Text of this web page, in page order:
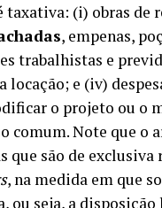
taxativa: (i) obras de
, empenas,
trabalhistas e
e (iv)
o projeto ou o
comum. Note que o
são de exclusiva
, na medida em que
ou seja, a